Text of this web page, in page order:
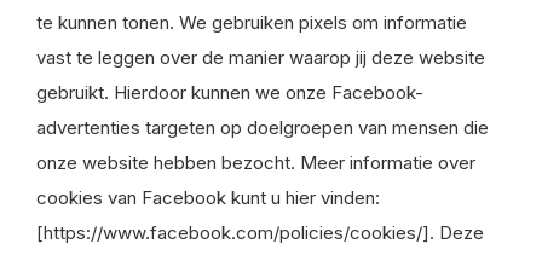
te kunnen tonen. We gebruiken pixels om informatie
vast te leggen over de manier waarop jij deze website
gebruikt. Hierdoor kunnen we onze Facebook-
advertenties targeten op doelgroepen van mensen die
onze website hebben bezocht. Meer informatie over
cookies van Facebook kunt u hier vinden:
[https://www.facebook.com/policies/cookies/]. Deze